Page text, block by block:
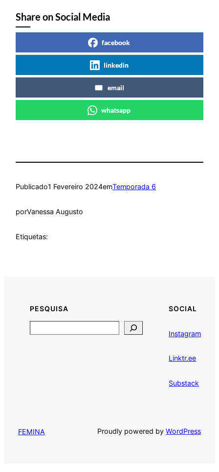
Share on Social Media
facebook
linkedin
email
whatsapp
Publicado1 Fevereiro 2024emTemporada 6
porVanessa Augusto
Etiquetas:
PESQUISA SOCIAL
Instagram
Linktr.ee
Substack
FEMINA Proudly powered byWordPress